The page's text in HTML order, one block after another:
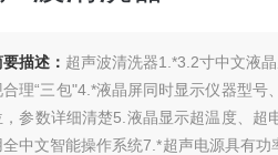
描述： 超声波清洗器1.*3.2寸中文液
理“三包"4.*液晶屏同时显示仪器型号、超声功率、超声
，参数详细清楚5.液晶显示超温度、超
全中文智能操作系统7.*超声电源具有